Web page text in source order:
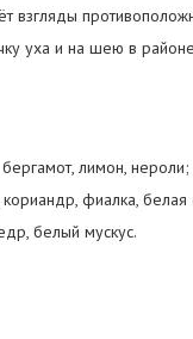
уха и на шею в
лимон, нероли;
фиалка,
белый мускус.